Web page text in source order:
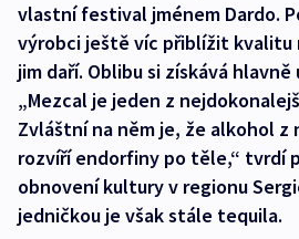
vlastní festival jménem Dardo.
výrobci ještě víc přiblížit kvalitu
jim daří. Oblibu si získává
„Mezcal je jeden z
Zvláštní na něm je, že alkohol z
rozvíří endorfiny po těle,“ tvrdí
obnovení kultury v regionu
jedničkou je však stále tequila.